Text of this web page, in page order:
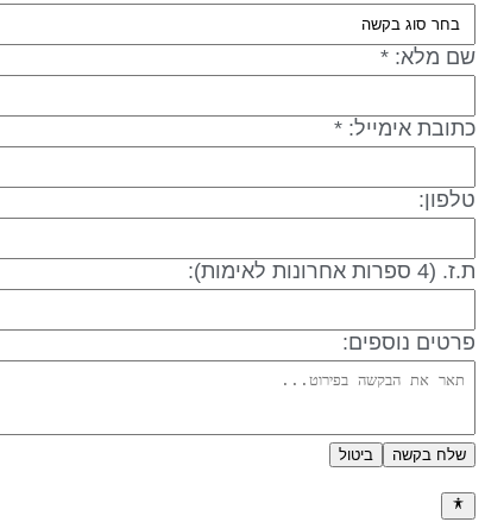
שם מלא: *
כתובת אימייל: *
טלפון:
ת.ז. (4 ספרות אחרונות לאימות):
פרטים נוספים:
שלח בקשה ביטול